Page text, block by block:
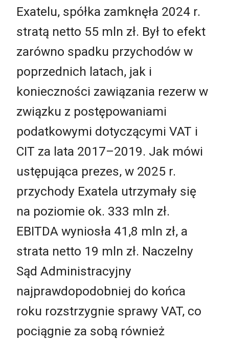
Exatelu, spółka zamknęła 2024 r.
stratą netto 55 mln zł. Był to efekt
zarówno spadku przychodów w
poprzednich latach, jak i
konieczności zawiązania rezerw w
związku z postępowaniami
podatkowymi dotyczącymi VAT i
CIT za lata 2017–2019. Jak mówi
ustępująca prezes, w 2025 r.
przychody Exatela utrzymały się
na poziomie ok. 333 mln zł.
EBITDA wyniosła 41,8 mln zł, a
strata netto 19 mln zł. Naczelny
Sąd Administracyjny
najprawdopodobniej do końca
roku rozstrzygnie sprawy VAT, co
pociągnie za sobą również